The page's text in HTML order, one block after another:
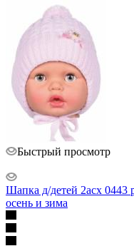
Быстрый просмотр
Шапка д/детей 2асх 0443
осень и зима